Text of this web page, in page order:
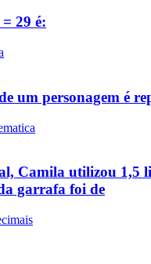
29 é:
um personagem é
Camila utilizou 1,5
garrafa foi de